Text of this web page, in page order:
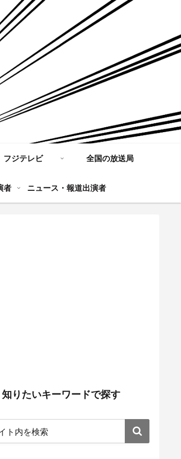
フジテレビ 全国の放送局
者 ニュース・報道出演者
知りたいキーワードで探す